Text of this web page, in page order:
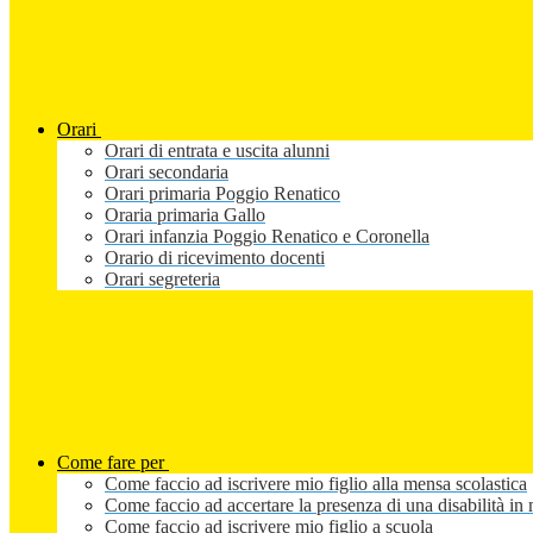
Orari
Orari di entrata e uscita alunni
Orari secondaria
Orari primaria Poggio Renatico
Oraria primaria Gallo
Orari infanzia Poggio Renatico e Coronella
Orario di ricevimento docenti
Orari segreteria
Come fare per
Come faccio ad iscrivere mio figlio alla mensa scolastica
Come faccio ad accertare la presenza di una disabilità
Come faccio ad iscrivere mio figlio a scuola